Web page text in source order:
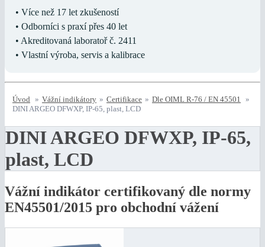
• Více než 17 let zkušeností
• Odborníci s praxí přes 40 let
• Akreditovaná laboratoř č. 2411
• Vlastní výroba, servis a kalibrace
Úvod » Vážní indikátory » Certifikace » Dle OIML R-76 / EN 45501
»
DINI ARGEO DFWXP, IP-65, plast, LCD
DINI ARGEO DFWXP, IP-65,
plast, LCD
Vážní indikátor certifikovaný dle normy
EN45501/2015 pro obchodní vážení